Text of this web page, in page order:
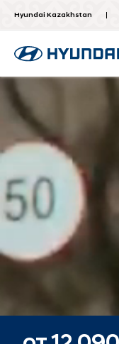
Hyundai Kazakhstan